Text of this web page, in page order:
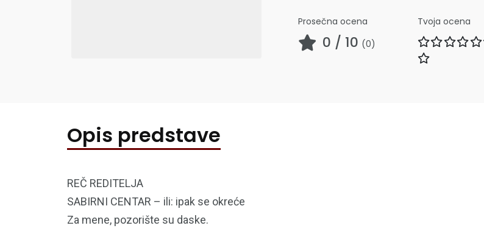
Prosečna ocena
0 / 10 (0)
Tvoja ocena
Opis predstave
REČ REDITELJA
SABIRNI CENTAR – ili: ipak se okreće
Za mene, pozorište su daske.